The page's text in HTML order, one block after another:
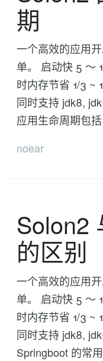
期
一个高效的应用
单。 启动快 5 ～
时内存节省 1/3 ~
同时支持 jdk8,
应用生命周期包
noear
Solon2
的区别
一个高效的应用
单。 启动快 5 ～
时内存节省 1/3 ~
同时支持 jdk8,
Springboot 的常